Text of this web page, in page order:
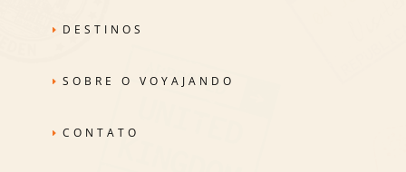
DESTINOS
SOBRE O VOYAJANDO
CONTATO